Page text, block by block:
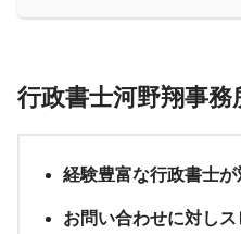
行政書士河野翔事
経験豊富な行政書士が
お問い合わせに対し